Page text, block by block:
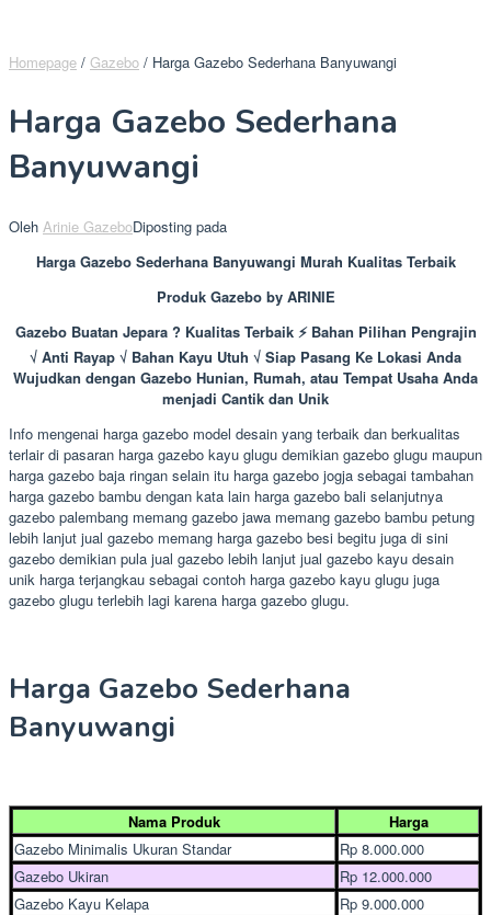
Homepage / Gazebo / Harga Gazebo Sederhana Banyuwangi
Harga Gazebo Sederhana
Banyuwangi
Oleh Arinie GazeboDiposting pada
Harga Gazebo Sederhana Banyuwangi Murah Kualitas Terbaik
Produk Gazebo by ARINIE
Gazebo Buatan Jepara ? Kualitas Terbaik ⚡ Bahan Pilihan Pengrajin
√ Anti Rayap √ Bahan Kayu Utuh √ Siap Pasang Ke Lokasi Anda
Wujudkan dengan Gazebo Hunian, Rumah, atau Tempat Usaha Anda
menjadi Cantik dan Unik
Info mengenai harga gazebo model desain yang terbaik dan berkualitas
terlair di pasaran harga gazebo kayu glugu demikian gazebo glugu maupun
harga gazebo baja ringan selain itu harga gazebo jogja sebagai tambahan
harga gazebo bambu dengan kata lain harga gazebo bali selanjutnya
gazebo palembang memang gazebo jawa memang gazebo bambu petung
lebih lanjut jual gazebo memang harga gazebo besi begitu juga di sini
gazebo demikian pula jual gazebo lebih lanjut jual gazebo kayu desain
unik harga terjangkau sebagai contoh harga gazebo kayu glugu juga
gazebo glugu terlebih lagi karena harga gazebo glugu.
Harga Gazebo Sederhana
Banyuwangi
Nama Produk
Harga
Gazebo Minimalis Ukuran Standar
Rp 8.000.000
Gazebo Ukiran
Rp 12.000.000
Gazebo Kayu Kelapa
Rp 9.000.000